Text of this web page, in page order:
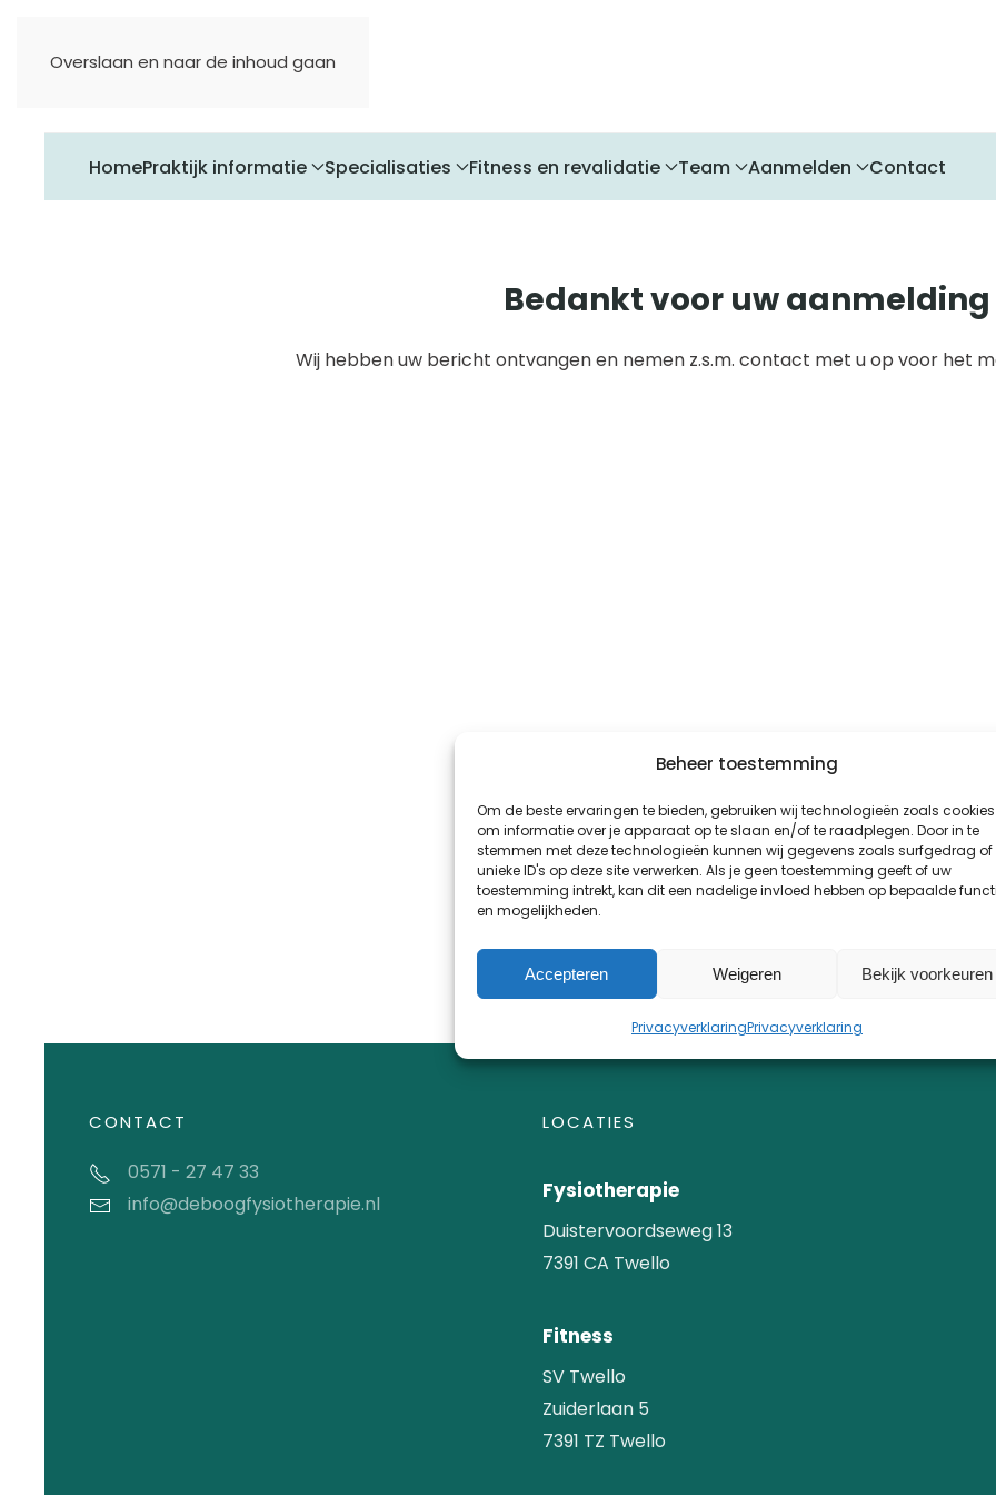
Beheer toestemming
Om de beste ervaringen te bieden, gebruiken wij technologieën zoals cookies
om informatie over je apparaat op te slaan en/of te raadplegen. Door in te
stemmen met deze technologieën kunnen wij gegevens zoals surfgedrag of
unieke ID's op deze site verwerken. Als je geen toestemming geeft of uw
toestemming intrekt, kan dit een nadelige invloed hebben op bepaalde
en mogelijkheden.
Accepteren Weigeren Bekijk voorkeuren
PrivacyverklaringPrivacyverklaring
Overslaan en naar de inhoud gaan
HomePraktijk informatie Specialisaties Fitness en revalidatie Team Aanmelden Contact
Bedankt voor uw aanmelding
Wij hebben uw bericht ontvangen en nemen z.s.m. contact met u op voor het
CONTACT
0571 - 27 47 33
info@deboogfysiotherapie.nl
LOCATIES
Fysiotherapie
Duistervoordseweg 13
7391 CA Twello
Fitness
SV Twello
Zuiderlaan 5
7391 TZ Twello